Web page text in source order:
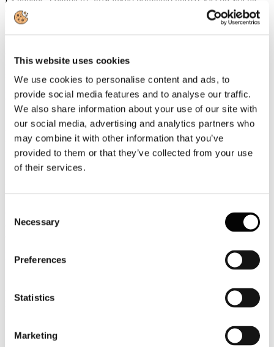
This website uses cookies
We use cookies to personalise content and ads, to
provide social media features and to analyse our traffic.
We also share information about your use of our site with
our social media, advertising and analytics partners who
may combine it with other information that you’ve
provided to them or that they’ve collected from your use
of their services.
Selection
Necessary
Preferences
Statistics
Marketing
della UIC
organizzazione internazionale che riunisce le ferrovie e i principali
stakeholder del settore ferroviario a livello mondiale.
Leggi tutto...
Agosto
2026
News 2026
ROTTA SUL 66°SALONE NAUTICO INTERNAZIONALE:
Con l'apertura del ticketing online entra nel vivo il percorso di
avvicinamento al 66° Salone Nautico Internazionale, in programma
Leggi tutto...
2026
Federalismo fiscale: a rischio i servizi del trasporto pubblico. Agens,
Anav e Asstra: “Servono correttivi che assicurino il finanziamento al